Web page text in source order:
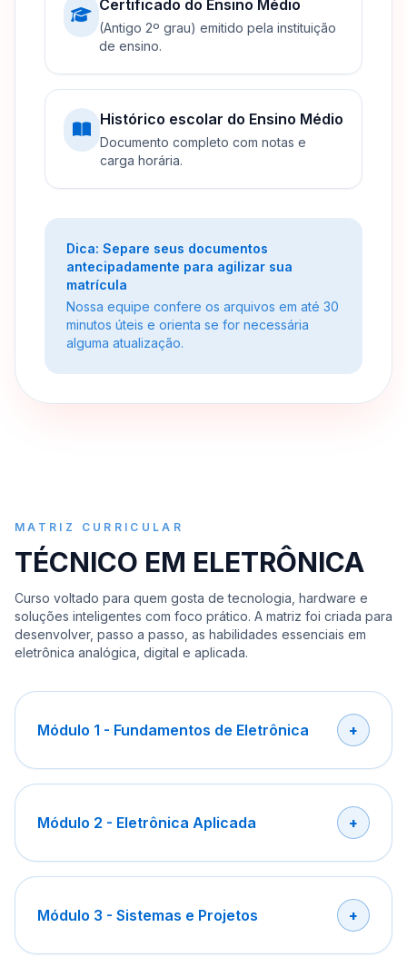
Certificado do Ensino Médio
(Antigo 2º grau) emitido pela instituição
de ensino.
Histórico escolar do Ensino Médio
Documento completo com notas e
carga horária.
Dica: Separe seus documentos
antecipadamente para agilizar sua
matrícula
Nossa equipe confere os arquivos em até 30
minutos úteis e orienta se for necessária
alguma atualização.
MATRIZ CURRICULAR
TÉCNICO EM ELETRÔNICA
Curso voltado para quem gosta de tecnologia, hardware e
soluções inteligentes com foco prático. A matriz foi criada para
desenvolver, passo a passo, as habilidades essenciais em
eletrônica analógica, digital e aplicada.
Módulo 1 - Fundamentos de Eletrônica
Módulo 2 - Eletrônica Aplicada
Módulo 3 - Sistemas e Projetos